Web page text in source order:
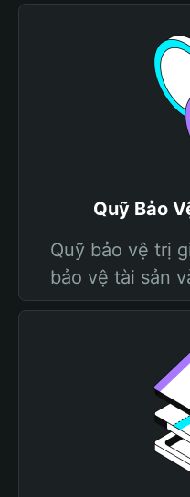
Quỹ Bảo
Quỹ bảo vệ trị
bảo vệ tài sản